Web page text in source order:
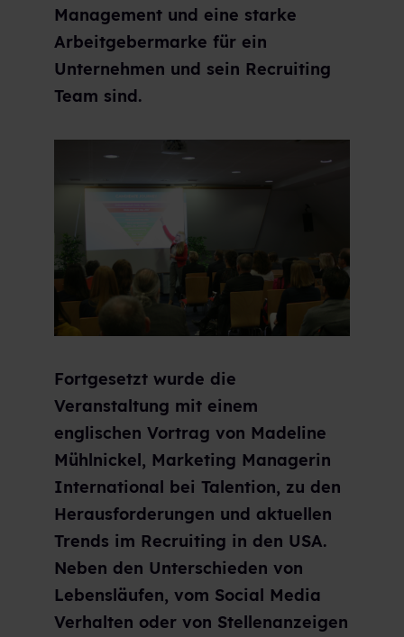
Management und eine starke
Arbeitgebermarke für ein
Unternehmen und sein Recruiting
Team sind.
Fortgesetzt wurde die
Veranstaltung mit einem
englischen Vortrag von Madeline
Mühlnickel, Marketing Managerin
International bei Talention, zu den
Herausforderungen und aktuellen
Trends im Recruiting in den USA.
Neben den Unterschieden von
Lebensläufen, vom Social Media
Verhalten oder von Stellenanzeigen